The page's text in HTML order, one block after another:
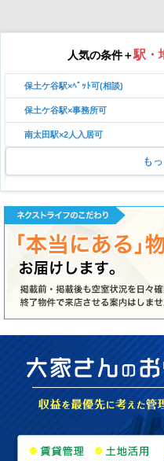
人気の条件＋駅・
保土ケ谷駅×ﾍﾟｯﾄ可(相談)
保土ケ谷駅×事務所可
南太田駅×2人入居可
も